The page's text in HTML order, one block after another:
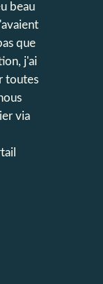
beau
que
j'ai
toutes
via